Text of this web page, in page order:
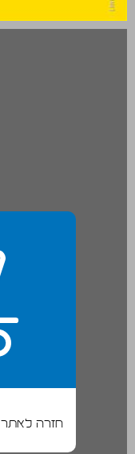
פרק 1: מבוא לחינוך מונטסורי ... 15
חזרה לאתר